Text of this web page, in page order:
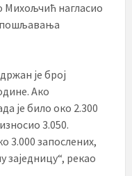
Михољчић нагласио
је број
Ако
је било око 2.300
3.050.
3.000 запослених,
заједницу“, рекао